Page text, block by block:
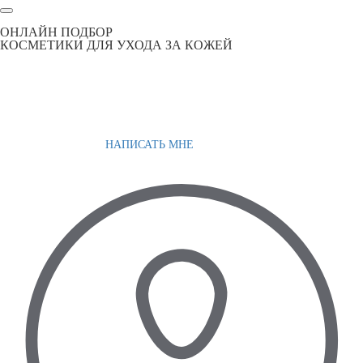
ОНЛАЙН ПОДБОР
КОСМЕТИКИ ДЛЯ УХОДА ЗА КОЖЕЙ
НАПИСАТЬ МНЕ